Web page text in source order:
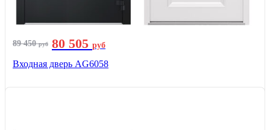
89 450руб 80 505 руб
Входная дверь AG6058